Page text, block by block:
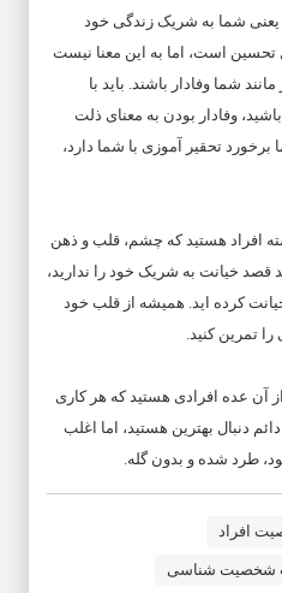
یعنی شما به شریک زندگی خود
تحسین است، اما به این معنا نیست
شما وفادار باشند. باید با
وفادار بودن به معنای ذلت
تحقیر آموزی با شما دارد،
افراد هستید که چشم، قلب و ذهن
خیانت به شریک خود را ندارید،
خیانت کرده اید. همیشه از قلب خود
را تمرین کنید.
آن عده افرادی هستید که هر کاری
دنبال بهترین هستید، اما اغلب
طرد شده و بدون گله.
افراد
شخصیت شناسی